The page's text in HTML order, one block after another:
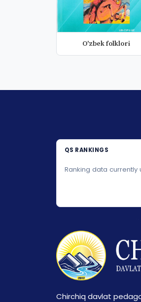
O'zbek folklori
QS RANKINGS
Ranking data currently
Chirchiq davlat